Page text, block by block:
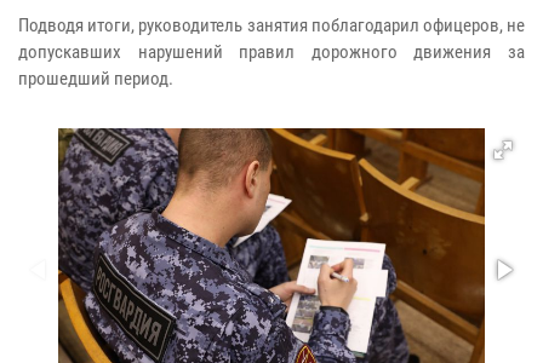
Подводя итоги, руководитель занятия поблагодарил офицеров, не
допускавших нарушений правил дорожного движения за
прошедший период.